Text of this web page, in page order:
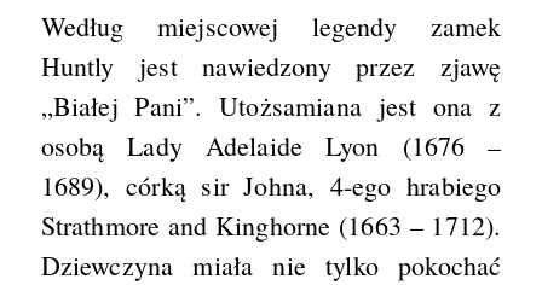
Według miejscowej legendy zamek
Huntly jest nawiedzony przez zjawę
„Białej Pani”. Utożsamiana jest ona z
osobą Lady Adelaide Lyon (1676 –
1689), córką sir Johna, 4-ego hrabiego
Strathmore and Kinghorne (1663 – 1712).
Dziewczyna miała nie tylko pokochać